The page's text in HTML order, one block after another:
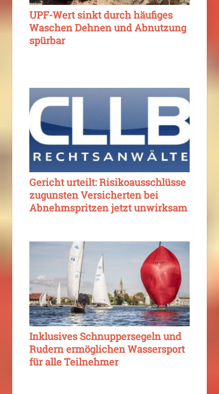
UPF-Wert sinkt durch häufiges
Waschen Dehnen und Abnutzung
spürbar
Gericht urteilt: Risikoausschlüsse
zugunsten Versicherten bei
Abnehmspritzen jetzt unwirksam
Inklusives Schnuppersegeln und
Rudern ermöglichen Wassersport
für alle Teilnehmer